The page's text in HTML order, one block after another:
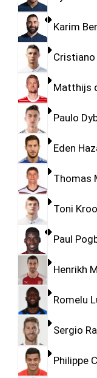
Karim
Cristiano
Matthijs
Paulo
Eden
Thomas
Toni
Paul
Henrikh
Romelu
Sergio
Philippe